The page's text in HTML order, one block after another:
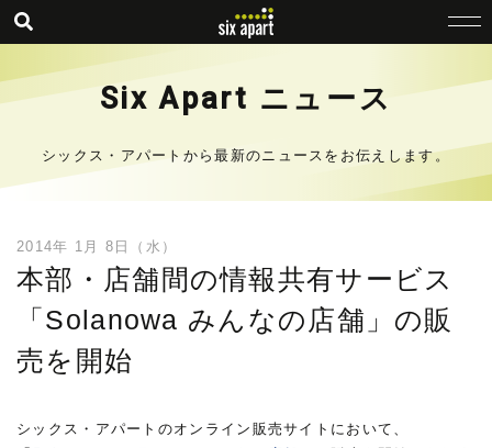
Six Apart ニュース
シックス・アパートから最新のニュースをお伝えします。
2014年 1月 8日（水）
本部・店舗間の情報共有サービス
「Solanowa みんなの店舗」の販
売を開始
シックス・アパートのオンライン販売サイトにおいて、